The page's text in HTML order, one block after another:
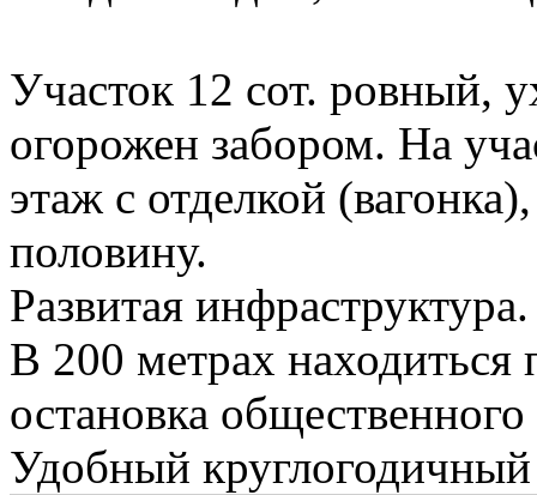
Участок 12 сот. ровный,
огорожен забором. На
этаж с отделкой
половину.
Развитая инфраструктура.
В 200 метрах находиться
остановка
Удобный круглогодичный